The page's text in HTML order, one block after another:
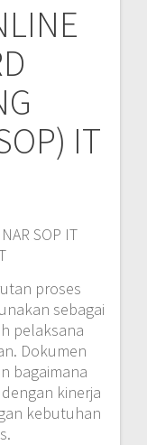
IT
SOP IT
proses
sebagai
pelaksana
Dokumen
bagaimana
kinerja
kebutuhan